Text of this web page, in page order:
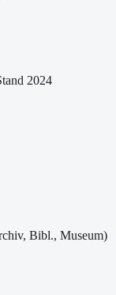
2024
Bibl., Museum)